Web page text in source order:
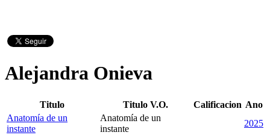
Alejandra Onieva
Titulo Titulo V.O. Calificacion Ano
Anatomía de un
instante
Anatomía de un
instante
2025